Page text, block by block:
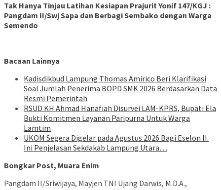
Tak Hanya Tinjau Latihan Kesiapan Prajurit Yonif 147/KGJ :
Pangdam II/Swj Sapa dan Berbagi Sembako dengan Warga
Semendo
Bacaan Lainnya
Kadisdikbud Lampung Thomas Amirico Beri Klarifikasi
Soal Jumlah Penerima BOPD SMK 2026 Berdasarkan Data
Resmi Pemerintah
RSUD KH Ahmad Hanafiah Disurvei LAM-KPRS, Bupati Ela
Bukti Komitmen Layanan Paripurna Untuk Warga
Lamtim
UKOM Segera Digelar pada Agustus 2026 Bagi Eselon II.
Ini Penjelasan Sekdakab Lampung Utara…
Bongkar Post, Muara Enim
Pangdam II/Sriwijaya, Mayjen TNI Ujang Darwis, M.D.A.,